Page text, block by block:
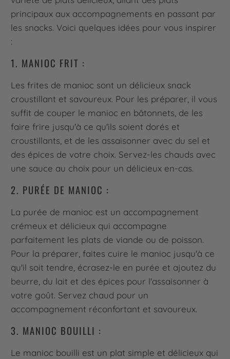
principaux aux accompagnements en passant par
les snacks. Voici quelques idées pour vous inspirer
:
1. MANIOC FRIT :
Les frites de manioc sont un délicieux snack
croustillant et savoureux. Pour les préparer, il vous
suffit de couper le manioc en bâtonnets, de les
faire frire jusqu'à ce qu'ils soient dorés et
croustillants, et de les assaisonner avec du sel et
des épices de votre choix. Servez-les chauds avec
une sauce au choix pour un délicieux en-cas.
2. PURÉE DE MANIOC :
La purée de manioc est un accompagnement
crémeux et délicieux qui accompagne
parfaitement les plats de viande ou de poisson.
Pour la préparer, faites cuire le manioc jusqu'à ce
qu'il soit tendre, écrasez-le en purée et ajoutez du
beurre, du lait et des épices pour l'assaisonner à
votre goût. Servez chaud pour un
accompagnement réconfortant et savoureux.
3. MANIOC BOUILLI :
Le manioc bouilli est un plat simple et délicieux qui